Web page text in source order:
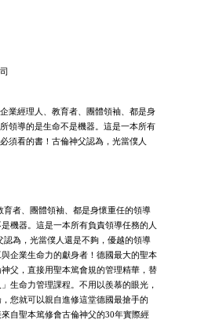
業經理人、教育者、團體領袖、都是身
領導的是生命不是機器。這是一本所有
須看的書！古倫神父認為，光當僕人
育者、團體領袖、都是身懷重任的領導
機器。這是一本所有負責領導任務的人
認為，光當僕人還是不夠，優越的領導
企業生命力的獻身者！德國最大的聖本
父，直接用聖本篤會規的管理精華，替
生命力管理課程。不用以羨慕的眼光，
您就可以親自進修這堂德國最搶手的
來自聖本篤修會古倫神父的30年實際經